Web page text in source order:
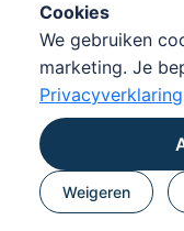
Bas Haring
Kunstmatige
Bas Haring is een
die wetenschap en
breed pub
€ 2.000 - € 3.500
Cookies
We gebruiken
marketing. Je
Privacyverklaring
Weigeren